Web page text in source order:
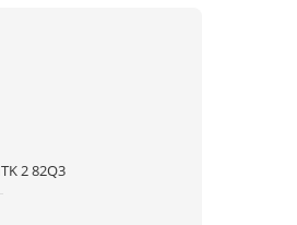
2 82Q3